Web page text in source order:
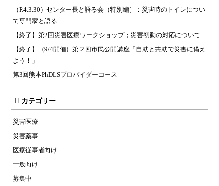
（R4.3.30）センター長と語る会（特別編）：災害時のトイレについ
て専門家と語る
【終了】第2回災害医療ワークショップ；災害初動の対応について
【終了】（9/4開催）第２回市民公開講座「自助と共助で災害に備え
よう！」
第3回熊本PhDLSプロバイダーコース
カテゴリー
災害医療
災害薬事
医療従事者向け
一般向け
募集中